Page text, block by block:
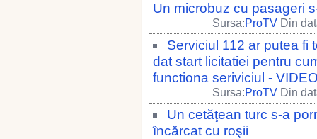
Un microbuz cu pasageri
Sursa:ProTV Din
Serviciul 112 ar putea fi
dat start licitatiei pentru
functiona seriviciul -
Sursa:ProTV Din
Un cetăţean turc s-a
încărcat cu roşii